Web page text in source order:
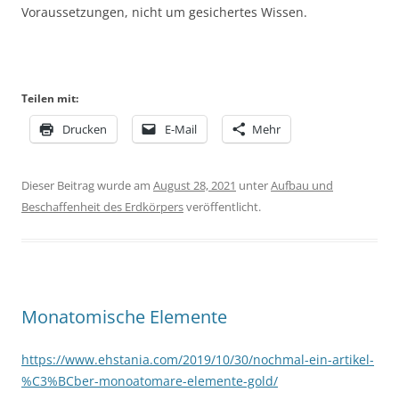
Voraussetzungen, nicht um gesichertes Wissen.
Teilen mit:
Drucken E-Mail Mehr
Dieser Beitrag wurde am August 28, 2021 unterAufbau und
Beschaffenheit des Erdkörpersveröffentlicht.
Monatomische Elemente
https://www.ehstania.com/2019/10/30/nochmal-ein-artikel-
%C3%BCber-monoatomare-elemente-gold/